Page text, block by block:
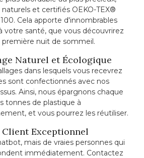
et certifiés OEKO-TEX®
Cela apporte d'innombrables
votre santé, que vous découvrirez
première nuit de sommeil.
Naturel et Écologique
dans lesquels vous recevrez
sont confectionnés avec nos
Ainsi, nous épargnons chaque
tonnes de plastique à
et vous pourrez les réutiliser.
Client Exceptionnel
mais de vraies personnes qui
immédiatement. Contactez